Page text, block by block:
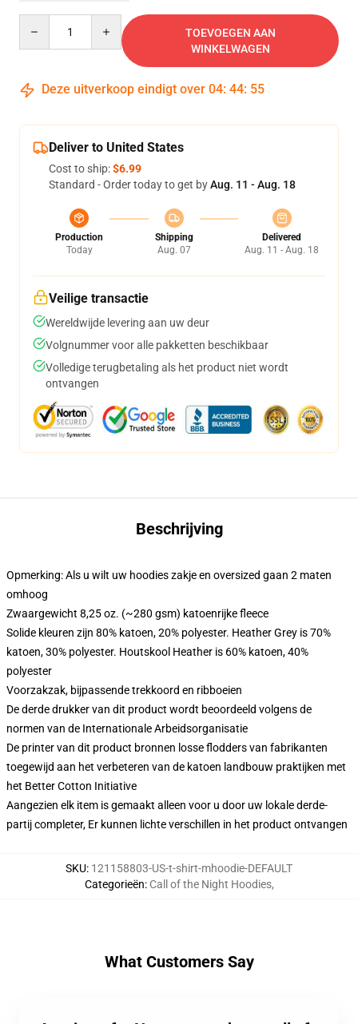
TOEVOEGEN AAN
WINKELWAGEN
Deze uitverkoop eindigt over 04: 44: 54
Deliver to United States
Cost to ship:$6.99
Standard - Order today to get byAug. 11 - Aug. 18
Production
Today
Shipping
Aug. 07
Delivered
Aug. 11 - Aug. 18
Veilige transactie
Wereldwijde levering aan uw deur
Volgnummer voor alle pakketten beschikbaar
Volledige terugbetaling als het product niet wordt
ontvangen
Beschrijving
Opmerking: Als u wilt uw hoodies zakje en oversized gaan 2 maten
omhoog
Zwaargewicht 8,25 oz. (~280 gsm) katoenrijke fleece
Solide kleuren zijn 80% katoen, 20% polyester. Heather Grey is 70%
katoen, 30% polyester. Houtskool Heather is 60% katoen, 40%
polyester
Voorzakzak, bijpassende trekkoord en ribboeien
De derde drukker van dit product wordt beoordeeld volgens de
normen van de Internationale Arbeidsorganisatie
De printer van dit product bronnen losse flodders van fabrikanten
toegewijd aan het verbeteren van de katoen landbouw praktijken met
het Better Cotton Initiative
Aangezien elk item is gemaakt alleen voor u door uw lokale derde-
partij completer, Er kunnen lichte verschillen in het product ontvangen
SKU: 121158803-US-t-shirt-mhoodie-DEFAULT
Categorieën: Call of the Night Hoodies,
What Customers Say